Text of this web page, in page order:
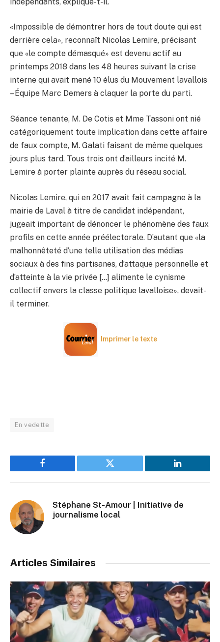
«Impossible de démontrer hors de tout doute qui est
derrière cela», reconnaît Nicolas Lemire, précisant
que «le compte démasqué» est devenu actif au
printemps 2018 dans les 48 heures suivant la crise
interne qui avait mené 10 élus du Mouvement lavallois
– Équipe Marc Demers à claquer la porte du parti.
Séance tenante, M. De Cotis et Mme Tassoni ont nié
catégoriquement toute implication dans cette affaire
de faux compte, M. Galati faisant de même quelques
jours plus tard. Tous trois ont d’ailleurs incité M.
Lemire à porter plainte auprès du réseau social.
Nicolas Lemire, qui en 2017 avait fait campagne à la
mairie de Laval à titre de candidat indépendant,
jugeait important de dénoncer le phénomène des faux
profils en cette année préélectorale. D’autant que «la
malhonnêteté d’une telle utilisation des médias
sociaux à des fins partisanes, d’attaque personnelle et
d’atteinte à la vie privée […] alimente le cynisme
collectif envers la classe politique lavalloise», devait-
il terminer.
Imprimer le texte
En vedette
Facebook Twitter LinkedIn
Stéphane St-Amour | Initiative de
journalisme local
Articles Similaires